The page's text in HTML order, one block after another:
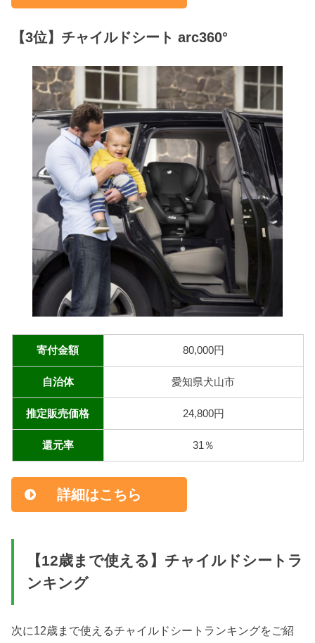
【3位】チャイルドシート arc360°
寄付金額 80,000円
自治体 愛知県犬山市
推定販売価格 24,800円
還元率 31％
詳細はこちら
【12歳まで使える】チャイルドシートラ
ンキング
次に12歳まで使えるチャイルドシートランキングをご紹